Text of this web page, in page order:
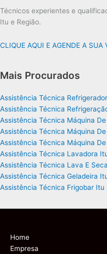
Técnicos experientes e
Itu e Região.
CLIQUE AQUI E AGENDE A SUA
Mais Procurados
Assistência Técnica
Assistência Técnica
Assistência Técnica Máquina
Assistência Técnica Máquina
Assistência Técnica Máquina
Assistência Técnica Lavadora
Assistência Técnica Lava E
Assistência Técnica Geladeira
Assistência Técnica Frigobar Itu
Home
Empresa